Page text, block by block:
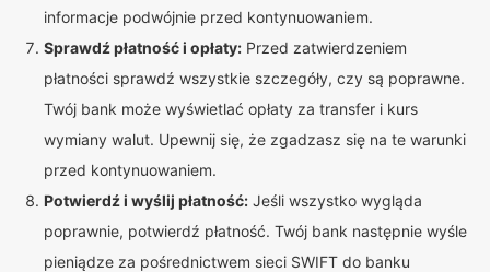
informacje podwójnie przed kontynuowaniem.
Sprawdź płatność i opłaty: Przed zatwierdzeniem
płatności sprawdź wszystkie szczegóły, czy są poprawne.
Twój bank może wyświetlać opłaty za transfer i kurs
wymiany walut. Upewnij się, że zgadzasz się na te warunki
przed kontynuowaniem.
Potwierdź i wyślij płatność: Jeśli wszystko wygląda
poprawnie, potwierdź płatność. Twój bank następnie wyśle
pieniądze za pośrednictwem sieci SWIFT do banku